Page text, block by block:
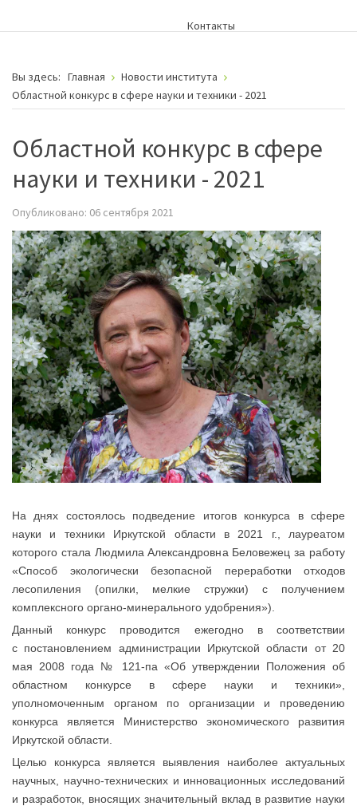
Контакты
Вы здесь: Главная
Новости института
Областной конкурс в сфере науки и техники - 2021
Областной конкурс в сфере
науки и техники - 2021
Опубликовано: 06 сентября 2021
На днях состоялось подведение итогов конкурса в сфере
науки и техники Иркутской области в 2021 г., лауреатом
которого стала Людмила Александровна Беловежец за работу
«Способ экологически безопасной переработки отходов
лесопиления (опилки, мелкие стружки) с получением
комплексного органо-минерального удобрения»).
Данный конкурс проводится ежегодно в соответствии
с постановлением администрации Иркутской области от 20
мая 2008 года № 121-па «Об утверждении Положения об
областном конкурсе в сфере науки и техники»,
уполномоченным органом по организации и проведению
конкурса является Министерство экономического развития
Иркутской области.
Целью конкурса является выявления наиболее актуальных
научных, научно-технических и инновационных исследований
и разработок, вносящих значительный вклад в развитие науки